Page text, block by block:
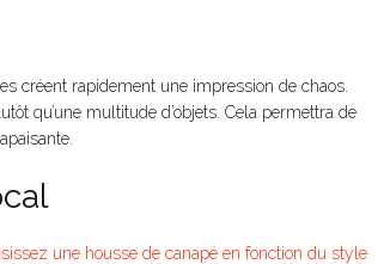
créent rapidement une impression de chaos.
qu’une multitude d’objets. Cela permettra de
une housse de canapé en fonction du style